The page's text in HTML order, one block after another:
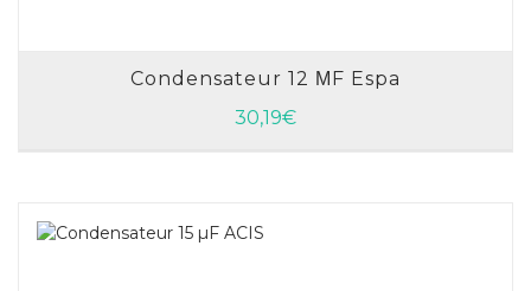
Condensateur 12 ΜF Espa
30,19€
AJOUTER AU PANIER